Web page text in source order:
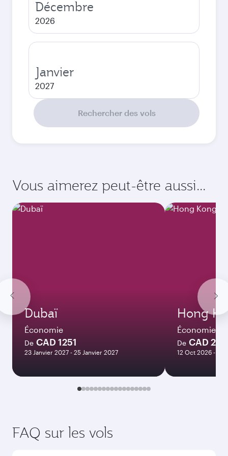
Décembre
2026
Janvier
2027
Rechercher des vols
Vous aimerez peut-être aussi...
Dubaï
Économie
De CAD 1251
23 Janvier 2027 - 25 Janvier 2027
Hong
Économie
De CAD
12 Oct 2026 - 15
FAQ sur les vols